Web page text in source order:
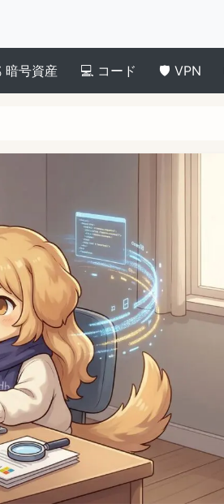
暗号資産 コード VPN